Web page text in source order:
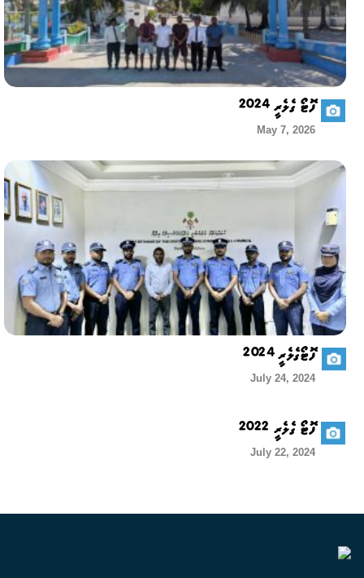
ފޮޓޯ ގެލެރީ 2024
May 7, 2026
ފޮޓޯގެލެރީ 2024
July 24, 2024
ފޮޓޯ ގެލެރީ 2022
July 22, 2024